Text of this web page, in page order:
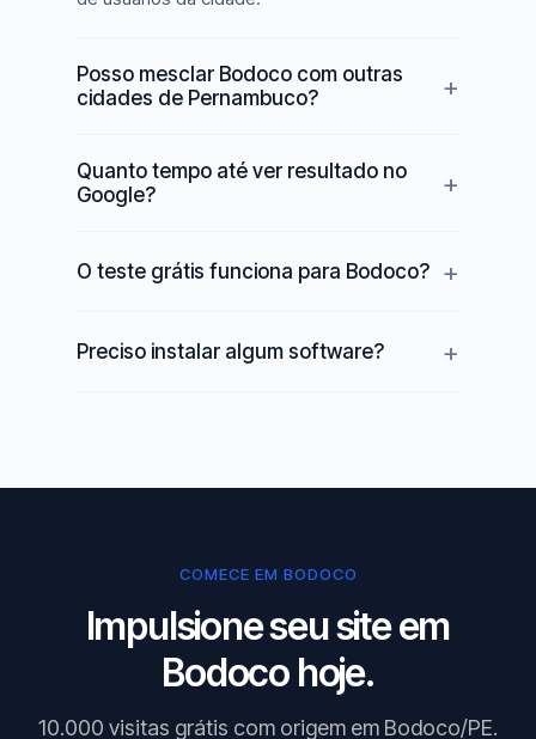
Posso mesclar Bodoco com outras
cidades de Pernambuco?
Quanto tempo até ver resultado no
Google?
O teste grátis funciona para Bodoco?
Preciso instalar algum software?
COMECE EM BODOCO
Impulsione seu site em
Bodoco hoje.
10.000 visitas grátis com origem em Bodoco/PE.